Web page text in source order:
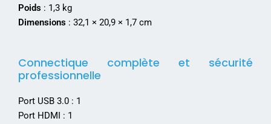
Poids : 1,3 kg
Dimensions : 32,1 × 20,9 × 1,7 cm
Connectique complète et sécurité
professionnelle
Port USB 3.0 : 1
Port HDMI : 1